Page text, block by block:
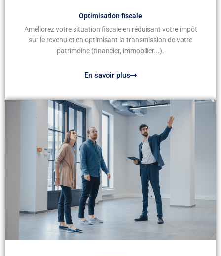
Optimisation fiscale
Améliorez votre situation fiscale en réduisant votre impôt
sur le revenu et en optimisant la transmission de votre
patrimoine (financier, immobilier...).
En savoir plus